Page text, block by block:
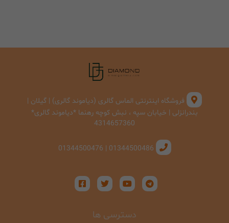
فروشگاه اینترنتی الماس گالری (دیاموند گالری) | گیلان |
بندرانزلی | خیابان سپه ، نبش کوچه رهنما *دیاموند گالری*
4314657360
01344500486 | 01344500476
دسترسی ها